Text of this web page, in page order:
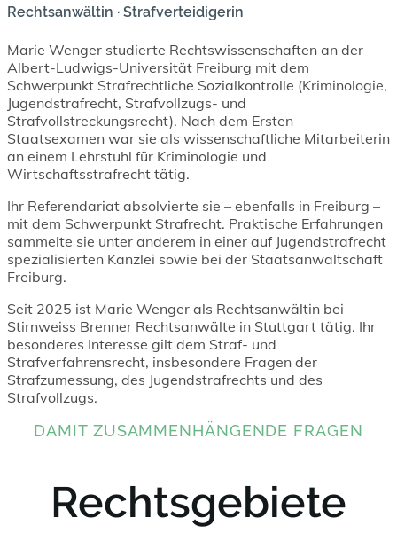
Rechtsanwältin · Strafverteidigerin
Marie Wenger studierte Rechtswissenschaften an der
Albert-Ludwigs-Universität Freiburg mit dem
Schwerpunkt Strafrechtliche Sozialkontrolle (Kriminologie,
Jugendstrafrecht, Strafvollzugs- und
Strafvollstreckungsrecht). Nach dem Ersten
Staatsexamen war sie als wissenschaftliche Mitarbeiterin
an einem Lehrstuhl für Kriminologie und
Wirtschaftsstrafrecht tätig.
Ihr Referendariat absolvierte sie – ebenfalls in Freiburg –
mit dem Schwerpunkt Strafrecht. Praktische Erfahrungen
sammelte sie unter anderem in einer auf Jugendstrafrecht
spezialisierten Kanzlei sowie bei der Staatsanwaltschaft
Freiburg.
Seit 2025 ist Marie Wenger als Rechtsanwältin bei
Stirnweiss Brenner Rechtsanwälte in Stuttgart tätig. Ihr
besonderes Interesse gilt dem Straf- und
Strafverfahrensrecht, insbesondere Fragen der
Strafzumessung, des Jugendstrafrechts und des
Strafvollzugs.
DAMIT ZUSAMMENHÄNGENDE FRAGEN
Rechtsgebiete